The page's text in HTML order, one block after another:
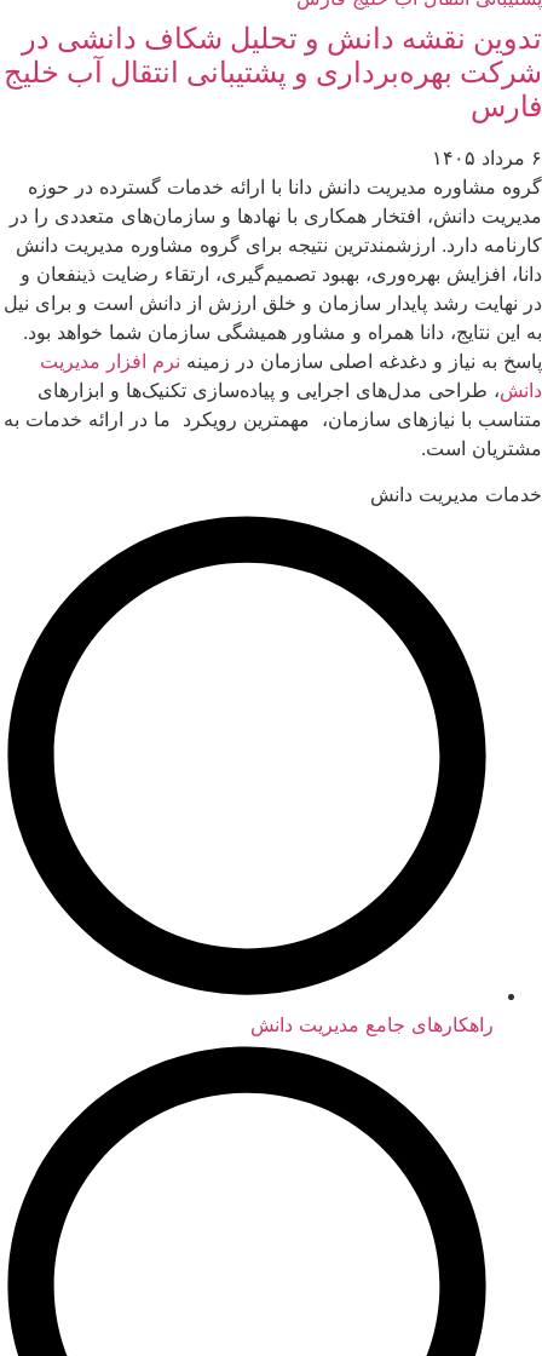
تدوین نقشه دانش و تحلیل شکاف دانشی در
شرکت بهره‌برداری و پشتیبانی انتقال آب خلیج
فارس
۶ مرداد ۱۴۰۵
گروه مشاوره مدیریت دانش دانا با ارائه خدمات گسترده در حوزه
مدیریت دانش، افتخار همکاری با نهادها و سازمان‌های متعددی را در
کارنامه دارد. ارزشمندترین نتیجه برای گروه مشاوره مدیریت دانش
دانا، افزایش بهره‌وری، بهبود تصمیم‌گیری، ارتقاء رضایت ذینفعان و
در نهایت رشد پایدار سازمان و خلق ارزش از دانش است و برای نیل
به این نتایج، دانا همراه و مشاور همیشگی سازمان شما خواهد بود.
پاسخ به نیاز و دغدغه اصلی سازمان در زمینه نرم افزار مدیریت
دانش، طراحی مدل‌های اجرایی و پیاده‌سازی تکنیک‌ها و ابزارهای
متناسب با نیازهای سازمان، مهمترین رویکرد ما در ارائه خدمات به
مشتریان است.
خدمات مدیریت دانش
راهکارهای جامع مدیریت دانش